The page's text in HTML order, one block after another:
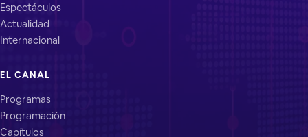
Espectáculos
Actualidad
Internacional
EL CANAL
Programas
Programación
Capítulos